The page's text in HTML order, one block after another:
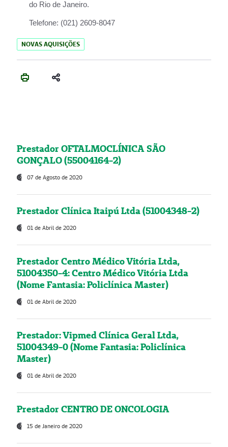
do Rio de Janeiro.
Telefone: (021) 2609-8047
NOVAS AQUISIÇÕES
Prestador OFTALMOCLÍNICA SÃO
GONÇALO (55004164-2)
07 de Agosto de 2020
Prestador Clínica Itaipú Ltda (51004348-2)
01 de Abril de 2020
Prestador Centro Médico Vitória Ltda,
51004350-4: Centro Médico Vitória Ltda
(Nome Fantasia: Policlínica Master)
01 de Abril de 2020
Prestador: Vipmed Clínica Geral Ltda,
51004349-0 (Nome Fantasia: Policlínica
Master)
01 de Abril de 2020
Prestador CENTRO DE ONCOLOGIA
15 de Janeiro de 2020